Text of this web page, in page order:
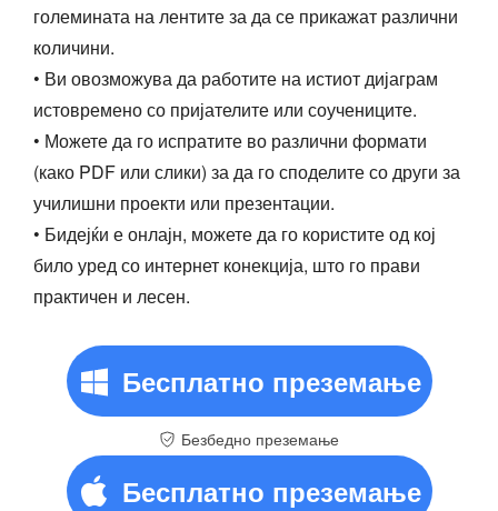
големината на лентите за да се прикажат различни
количини.
• Ви овозможува да работите на истиот дијаграм
истовремено со пријателите или соучениците.
• Можете да го испратите во различни формати
(како PDF или слики) за да го споделите со други за
училишни проекти или презентации.
• Бидејќи е онлајн, можете да го користите од кој
било уред со интернет конекција, што го прави
практичен и лесен.
Бесплатно преземање
Безбедно преземање
Бесплатно преземање